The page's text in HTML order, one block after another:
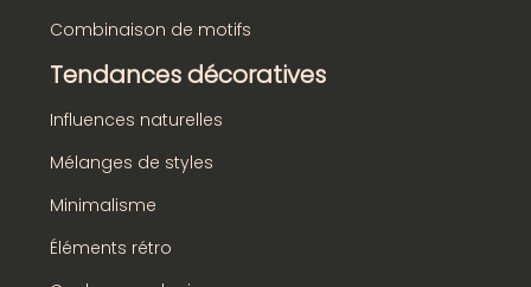
Combinaison de motifs
Tendances décoratives
Influences naturelles
Mélanges de styles
Minimalisme
Éléments rétro